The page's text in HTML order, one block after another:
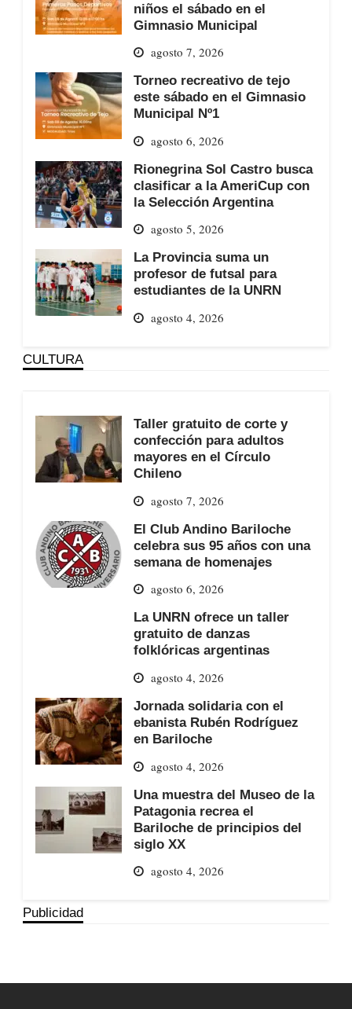
niños el sábado en el
Gimnasio Municipal
agosto 7, 2026
Torneo recreativo de tejo
este sábado en el Gimnasio
Municipal Nº1
agosto 6, 2026
Rionegrina Sol Castro busca
clasificar a la AmeriCup con
la Selección Argentina
agosto 5, 2026
La Provincia suma un
profesor de futsal para
estudiantes de la UNRN
agosto 4, 2026
CULTURA
Taller gratuito de corte y
confección para adultos
mayores en el Círculo
Chileno
agosto 7, 2026
El Club Andino Bariloche
celebra sus 95 años con una
semana de homenajes
agosto 6, 2026
La UNRN ofrece un taller
gratuito de danzas
folklóricas argentinas
agosto 4, 2026
Jornada solidaria con el
ebanista Rubén Rodríguez
en Bariloche
agosto 4, 2026
Una muestra del Museo de la
Patagonia recrea el
Bariloche de principios del
siglo XX
agosto 4, 2026
Publicidad